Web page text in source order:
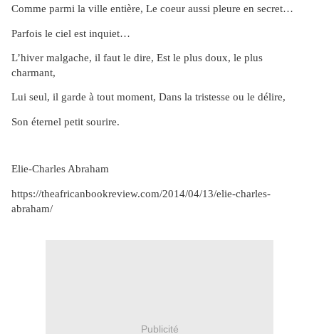
Comme parmi la ville entière, Le coeur aussi pleure en secret…
Parfois le ciel est inquiet…
L’hiver malgache, il faut le dire, Est le plus doux, le plus
charmant,
Lui seul, il garde à tout moment, Dans la tristesse ou le délire,
Son éternel petit sourire.
Elie-Charles Abraham
https://theafricanbookreview.com/2014/04/13/elie-charles-
abraham/
Publicité